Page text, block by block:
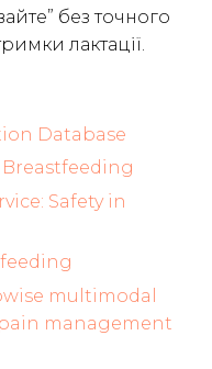
без точного
лактації.
Database
Breastfeeding
Safety in
multimodal
management